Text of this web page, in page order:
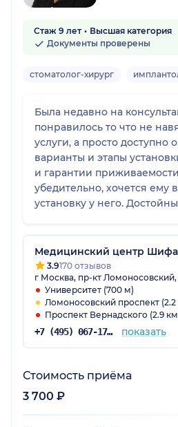
Стаж 9 лет
Высшая категория
Документы проверены
стоматолог-хирург
Была недавно на
понравилось то что не
услуги, а просто доступно
варианты и этапы
и гарантии
убедительно, хочется ему
установку у него.
нему.
Медицинский центр Шифа
3.9170 отзывов
г Москва, пр-кт Ломоносовский,
Университет (700 м)
Ломоносовский проспект (2.2
Проспект Вернадского (2.9
+7 (495) 067-17-60 показать
Стоимость приёма
3 700 ₽